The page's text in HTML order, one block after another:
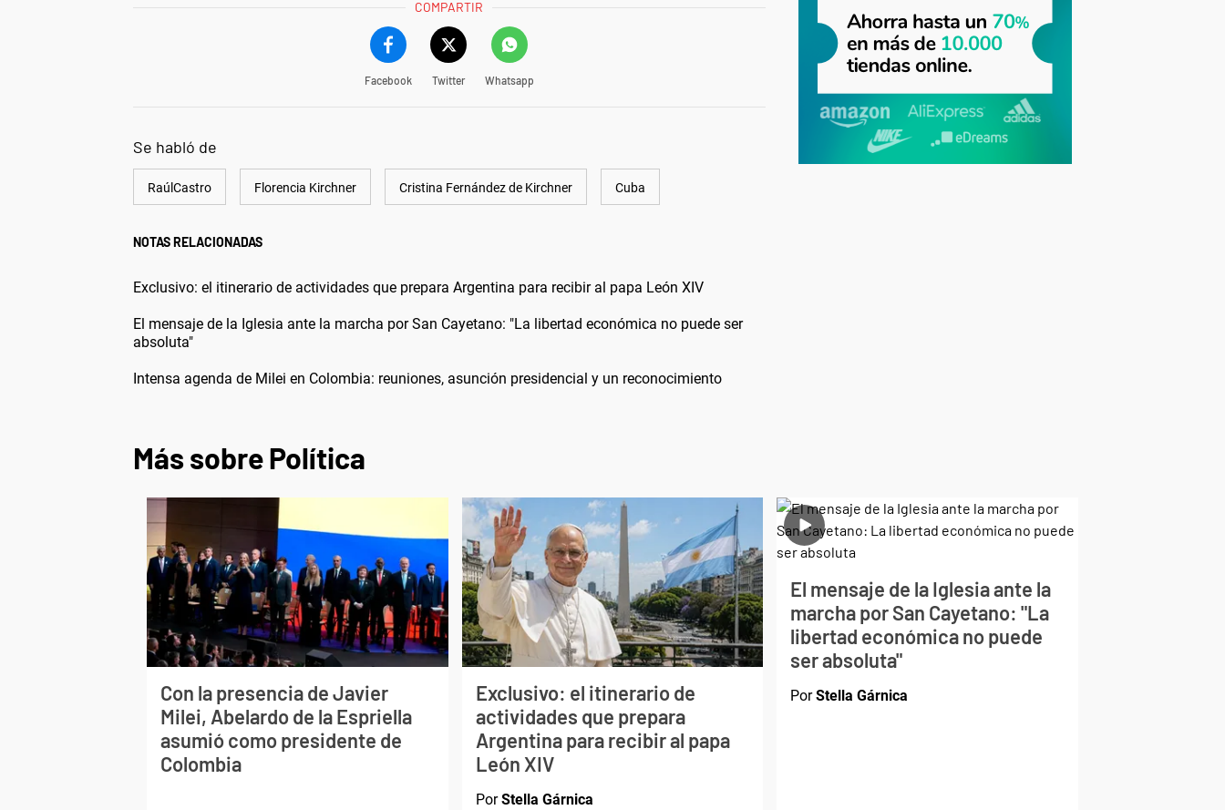
COMPARTIR
Facebook Twitter Whatsapp
Se habló de
RaúlCastro Florencia Kirchner Cristina Fernández de Kirchner Cuba
NOTAS RELACIONADAS
Exclusivo: el itinerario de actividades que prepara Argentina para recibir al papa León XIV
El mensaje de la Iglesia ante la marcha por San Cayetano: "La libertad económica no puede ser
absoluta"
Intensa agenda de Milei en Colombia: reuniones, asunción presidencial y un reconocimiento
Más sobre Política
Con la presencia de Javier
Milei, Abelardo de la Espriella
asumió como presidente de
Colombia
Exclusivo: el itinerario de
actividades que prepara
Argentina para recibir al papa
León XIV
PorStella Gárnica
El mensaje de la Iglesia ante la
marcha por San Cayetano: "La
libertad económica no puede
ser absoluta"
PorStella Gárnica